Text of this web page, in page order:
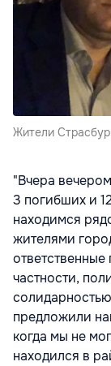
Жители
"Вчера
3 погибших и
находимся
жителями
частности,
предложили
когда мы не
находился в